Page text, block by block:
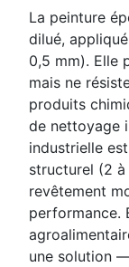
La peinture
dilué,
0,5 mm). Elle
mais ne
produits
de nettoyage
industrielle
structurel (2 à
revêtement
performance.
une solution